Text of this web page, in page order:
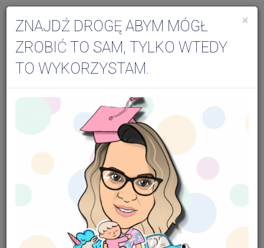
Edukacja dla rodziców- blog dr Joasia
Karmienie piersią z punktu widzenia
fizjoterapeuty
Karmienie piersią z punktu widzenia
fizjoterapeuty
×
ZNAJDŹ DROGĘ ABYM MÓGŁ
ZROBIĆ TO SAM, TYLKO WTEDY
TO WYKORZYSTAM.